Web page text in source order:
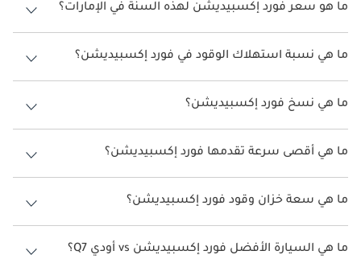
ما هو سعر فورد إكسبيديشن لهذه السنة في الإمارات؟
فورد إكسبيديشن لهذه السنة في الإمارات هو 268,000 -
335,000.
ما هي نسبة استهلاك الوقود في فورد إكسبيديشن؟
اقترحت الشركة المصنعة أن تكون نسبة توفير استهلاك الوقود لسيارة فورد
إكسبيديشن هو 6 كم/ليتر - 7 كم/ليتر.
ما هي نسخ فورد إكسبيديشن؟
نسخ فورد إكسبيديشن هي XLT 3.5L (380 HP) FWD، XLT 3.5L (380 HP)
4WD، Timberline 3.5L و Limited 3.5L RWD.
ما هي أقصى سرعة تقدمها فورد إكسبيديشن؟
السرعة القصوى فورد إكسبيديشن هي 240 كم/الساعة.
ما هي سعة خزان وقود فورد إكسبيديشن؟
تبلغ سعة خزان الوقود في فورد إكسبيديشن 87 ليتر - 93 ليتر.
ما هي السيارة الأفضل فورد إكسبيديشن vs أودي Q7؟